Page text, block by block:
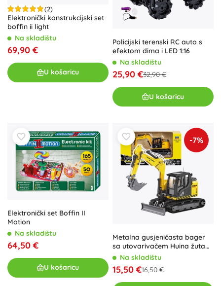
(2)
Elektronički konstrukcijski set
boffin ii light
Na skladištu
69,90 €
U košaricu
Policijski terenski RC auto s
efektom dima i LED 1:16
Na skladištu
25,90 €32,90 €
U košaricu
Elektronički set Boffin II
Motion
Na skladištu
64,50 €
U košaricu
-7%
Metalna gusjeničasta bager
sa utovarivačem Huina žuta
1:50Na skladištu
15,50 €16,50 €